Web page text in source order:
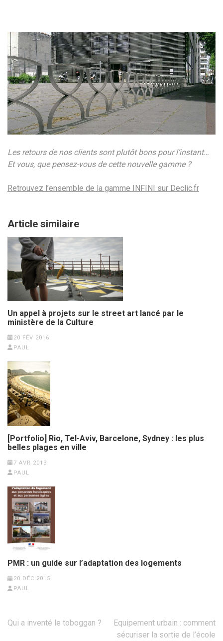
Les retours de nos clients sont plutôt bons pour l’instant…
Et vous, que pensez-vous de cette nouvelle gamme ?
Retrouvez l’ensemble de la gamme INFINI sur Declic.fr
Article similaire
Un appel à projets sur le street art lancé par le
ministère de la Culture
20 FÉV 2016
PAUL
[Portfolio] Rio, Tel-Aviv, Barcelone, Sydney : les plus
belles plages en ville
7 AVR 2013
PAUL
PMR : un guide sur l’adaptation des logements
20 DÉC 2015
PAUL
Navigation
Qui a inventé le toboggan ?
Equipement urbain : comment
sécuriser la sortie de l’école